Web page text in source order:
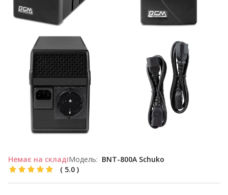
Немає на складіМодель: BNT-800A Schuko
( 5.0 )